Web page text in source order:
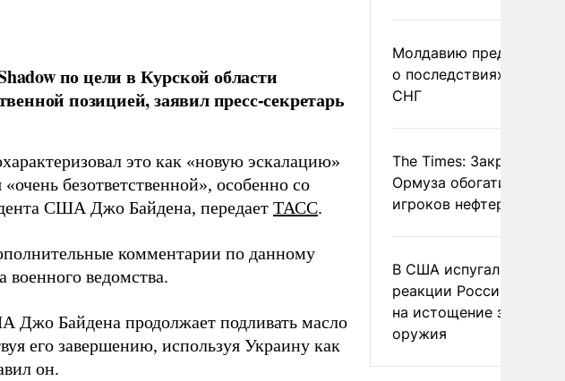
по цели в Курской области
позицией, заявил пресс-секретарь
это как «новую эскалацию»
безответственной», особенно со
США Джо Байдена, передает ТАСС.
комментарии по данному
военного ведомства.
Джо Байдена продолжает подливать масло
его завершению, используя Украину как
он.
Молдавию
о последствиях выхода
СНГ
The Times: Закрытие
Ормуза обогатило
игроков нефтерынка
В США испугались
реакции России и
на истощение запасов
оружия